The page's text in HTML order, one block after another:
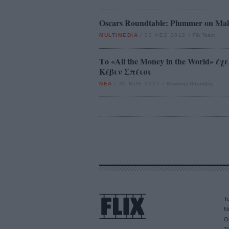
Oscars Roundtable: Plummer on
MULTIMEDIA 03 ΦΕΒ 2012 Flix Team
Το «All the Money in the World»
Κέβιν Σπέισι
ΝΕΑ 30 ΝΟΕ 2017 Θανάσης Πατσαβός